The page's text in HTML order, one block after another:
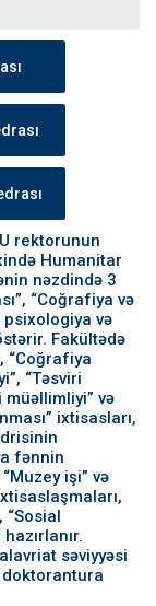
rektorunun
Humanitar
nəzdində 3
“Coğrafiya və
psixologiya və
Fakültədə
“Coğrafiya
“Təsviri
müəllimliyi” və
ixtisasları,
fənnin
işi” və
“Sosial
səviyyəsi
doktorantura